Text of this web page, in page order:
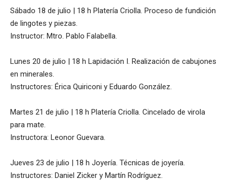
Sábado 18 de julio | 18 h Platería Criolla. Proceso de fundición
de lingotes y piezas.
Instructor: Mtro. Pablo Falabella.
Lunes 20 de julio | 18 h Lapidación I. Realización de cabujones
en minerales.
Instructores: Érica Quiriconi y Eduardo González.
Martes 21 de julio | 18 h Platería Criolla. Cincelado de virola
para mate.
Instructora: Leonor Guevara.
Jueves 23 de julio | 18 h Joyería. Técnicas de joyería.
Instructores: Daniel Zicker y Martín Rodríguez.